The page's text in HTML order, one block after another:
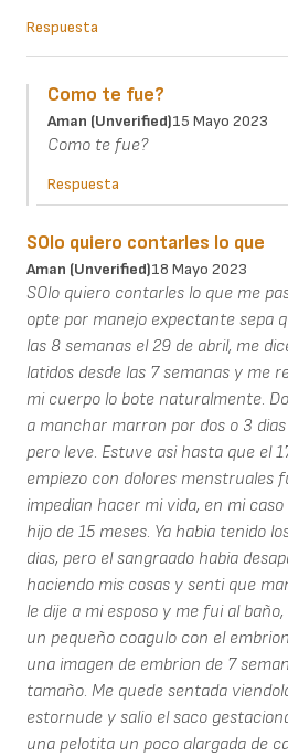
Respuesta
Como te fue?
Aman (unverified)15 Mayo 2023
Como te fue?
Respuesta
SOlo quiero contarles lo que
Aman (unverified)18 Mayo 2023
SOlo quiero contarles lo que me
opte por manejo expectante sepa
las 8 semanas el 29 de abril, me
latidos desde las 7 semanas y me
mi cuerpo lo bote naturalmente.
a manchar marron por dos o 3
pero leve. Estuve asi hasta que el
empiezo con dolores menstruales
impedian hacer mi vida, en mi
hijo de 15 meses. Ya habia tenido
dias, pero el sangraado habia
haciendo mis cosas y senti que
le dije a mi esposo y me fui al
un pequeño coagulo con el
una imagen de embrion de 7
tamaño. Me quede sentada
estornude y salio el saco
una pelotita un poco alargada de